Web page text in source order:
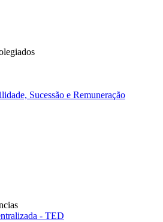
Sucessão e Remuneração
- TED